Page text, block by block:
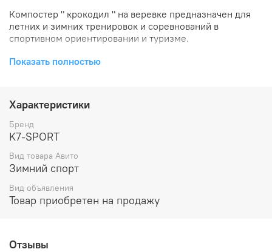
Компостер " крокодил " на веревке предназначен для
летних и зимних тренировок и соревнований в
спортивном ориентировании и туризме.
Материал корпуса: пластмасса
Показать полностью
Характеристики
Бренд
K7-SPORT
Вид товара Авито
Зимний спорт
Вид объявления
Товар приобретен на продажу
Отзывы